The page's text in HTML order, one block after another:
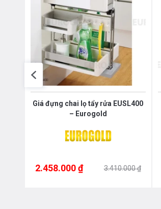
Giá đựng chai lọ tẩy rửa EUSL400
– Eurogold
2.458.000 ₫ 3.410.000 ₫